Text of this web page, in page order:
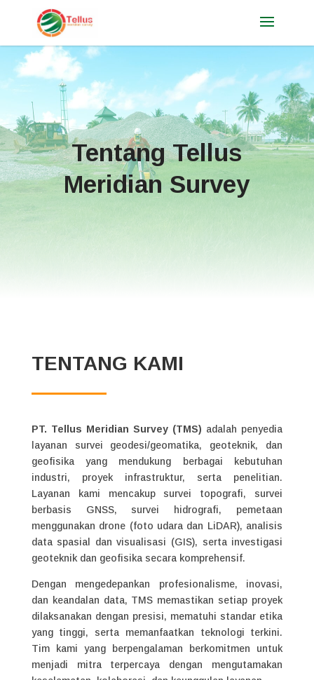
Tentang Tellus
Meridian Survey
TENTANG KAMI
PT. Tellus Meridian Survey (TMS) adalah penyedia
layanan survei geodesi/geomatika, geoteknik, dan
geofisika yang mendukung berbagai kebutuhan
industri, proyek infrastruktur, serta penelitian.
Layanan kami mencakup survei topografi, survei
berbasis GNSS, survei hidrografi, pemetaan
menggunakan drone (foto udara dan LiDAR), analisis
data spasial dan visualisasi (GIS), serta investigasi
geoteknik dan geofisika secara komprehensif.
Dengan mengedepankan profesionalisme, inovasi,
dan keandalan data, TMS memastikan setiap proyek
dilaksanakan dengan presisi, mematuhi standar etika
yang tinggi, serta memanfaatkan teknologi terkini.
Tim kami yang berpengalaman berkomitmen untuk
menjadi mitra terpercaya dengan mengutamakan